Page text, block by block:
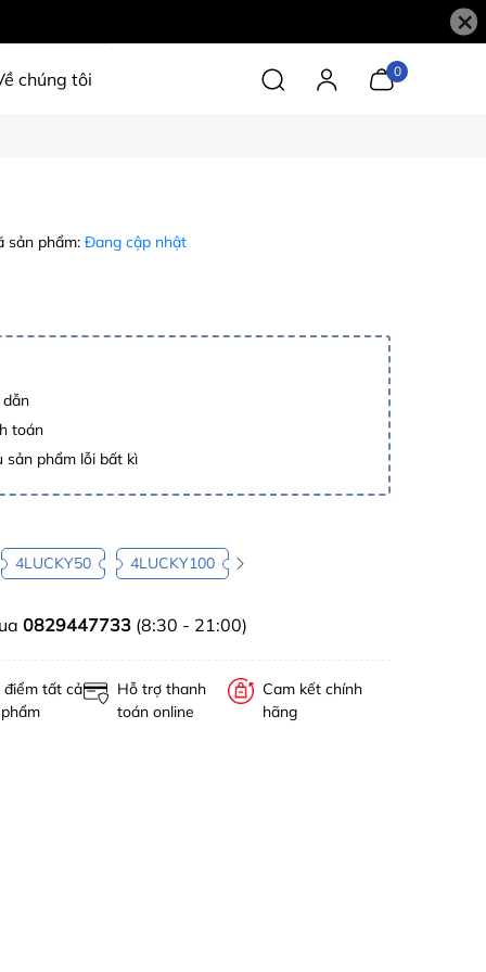
×
chúng tôi 0
sản phẩm: Đang cập nhật
toán
phẩm lỗi bất kì
4LUCKY50 4LUCKY100
0829447733(8:30 - 21:00)
điểm tất cả
Hỗ trợ thanh
toán online
Cam kết chính
hãng